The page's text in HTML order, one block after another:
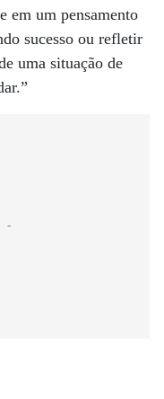
em um pensamento
sucesso ou refletir
uma situação de